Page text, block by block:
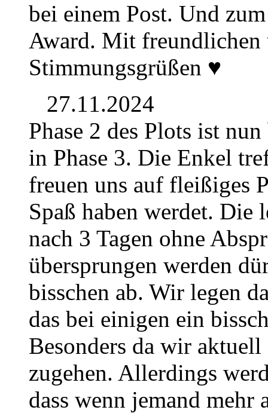
bei einem Post. Und
Award. Mit freundlichen
Stimmungsgrüßen ♥
27.11.2024
Phase 2 des Plots ist
in Phase 3. Die Enkel
freuen uns auf fleißiges
Spaß haben werdet. Die
nach 3 Tagen ohne
übersprungen werden
bisschen ab. Wir legen
das bei einigen ein
Besonders da wir
zugehen. Allerdings
dass wenn jemand